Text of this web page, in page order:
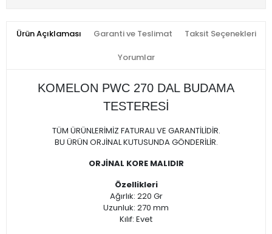
Ürün Açıklaması Garanti ve Teslimat Taksit Seçenekleri
Yorumlar
KOMELON PWC 270 DAL BUDAMA
TESTERESİ
TÜM ÜRÜNLERİMİZ FATURALI VE GARANTİLİDİR.
BU ÜRÜN ORJİNAL KUTUSUNDA GÖNDERİLİR.
ORJİNAL KORE MALIDIR
Özellikleri
Ağırlık: 220 Gr
Uzunluk: 270 mm
Kılıf: Evet